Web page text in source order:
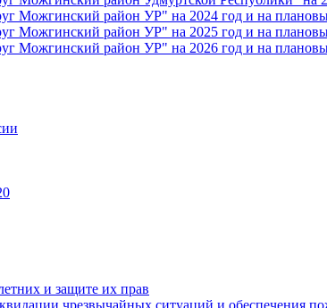
район УР" на 2024 год и на
район УР" на 2025 год и на
район УР" на 2026 год и на
и защите их прав
чрезвычайных ситуаций и обеспечения